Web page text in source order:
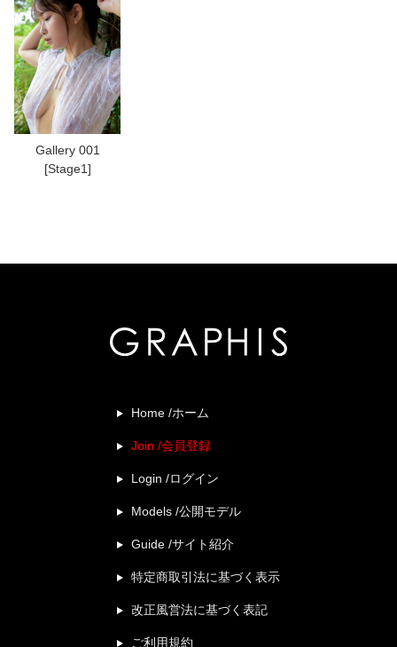
Gallery 001
[Stage1]
Home /ホーム
Join /会員登録
Login /ログイン
Models /公開モデル
Guide /サイト紹介
特定商取引法に基づく表示
改正風営法に基づく表記
ご利用規約